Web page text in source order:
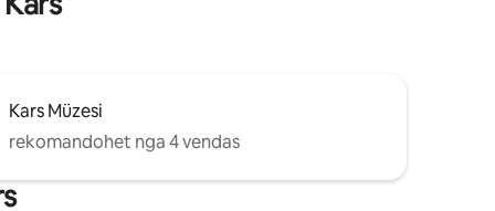
Kars Müzesi
rekomandohet nga 4 vendas